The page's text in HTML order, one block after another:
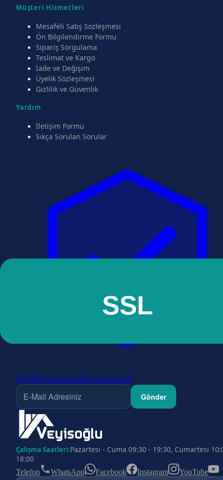
Müşteri Hizmetleri
Mesafeli Satış Sözleşmesi
Ön Bilgilendirme Formu
Sipariş Sorgulama
Teslimat ve Kargo
İade ve Değişim
Üyelik Sözleşmesi
Gizlilik ve Güvenlik
Yardım
İletişim Formu
Sıkça Sorulan Sorular
ETBİSTicaret Bakanlığı doğrulaması
Gönder
Çalışma Saatleri:Pazartesi - Cuma 09:30 - 19:30, Cumartesi
18:00
Telefon WhatsApp Facebook Instagram YouTube